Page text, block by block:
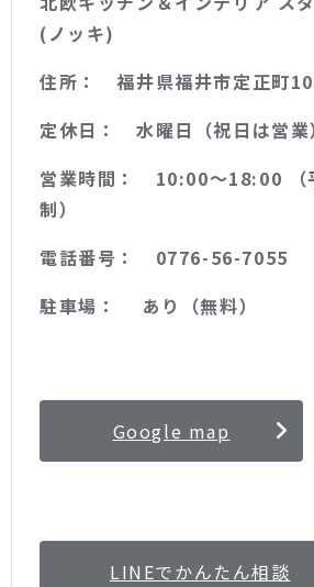
(ノッキ)
住所： 福井県福井市定正町
定休日： 水曜日（祝日は営業
営業時間： 10:00〜18:00 （
制）
電話番号： 0776-56-7055
駐車場： あり（無料）
Google map
LINEでかんたん相談